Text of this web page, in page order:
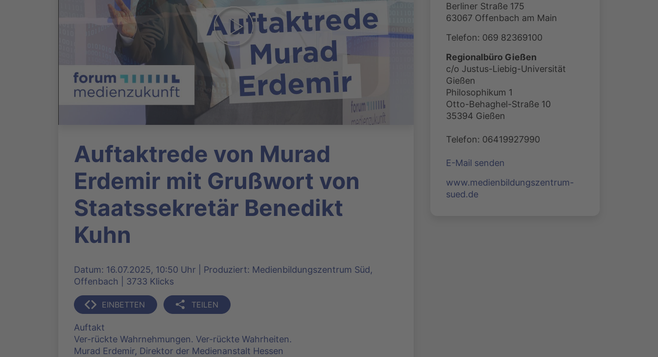
Auftaktrede von Murad
Erdemir mit Grußwort von
Staatssekretär Benedikt
Kuhn
Datum: 16.07.2025, 10:50 Uhr | Produziert: Medienbildungszentrum Süd,
Offenbach | 3733 Klicks
EINBETTEN TEILEN
Auftakt
Ver-rückte Wahrnehmungen. Ver-rückte Wahrheiten.
Murad Erdemir, Direktor der Medienanstalt Hessen
Berliner Straße 175
63067 Offenbach am Main
Telefon: 069 82369100
Regionalbüro Gießen
c/o Justus-Liebig-Universität
Gießen
Philosophikum 1
Otto-Behaghel-Straße 10
35394 Gießen
Telefon: 06419927990
E-Mail senden
www.medienbildungszentrum-
sued.de